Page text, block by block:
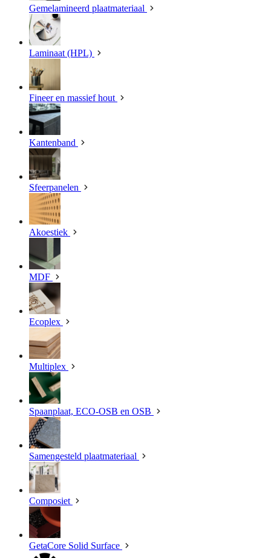
Gemelamineerd plaatmateriaal
Laminaat (HPL)
Fineer en massief hout
Kantenband
Sfeerpanelen
Akoestiek
MDF
Ecoplex
Multiplex
Spaanplaat, ECO-OSB en OSB
Samengesteld plaatmateriaal
Composiet
GetaCore Solid Surface